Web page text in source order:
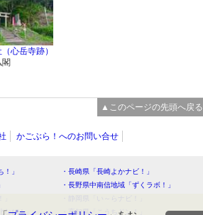
心岳寺跡）
閣
▲このページの先頭へ戻る
かごぶら！へのお問い合せ
！」
・長崎県「長崎よかナビ！」
・長野県中南信地域「ずくラボ！」
び！」 ・高知県「こうちドン！」